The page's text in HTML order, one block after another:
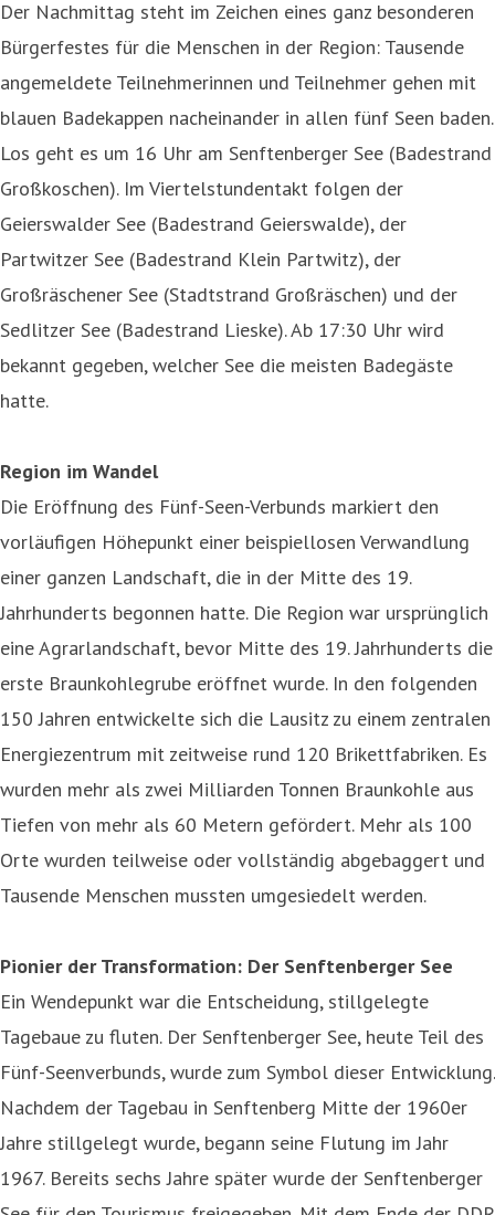
Der Nachmittag steht im Zeichen eines ganz besonderen
Bürgerfestes für die Menschen in der Region: Tausende
angemeldete Teilnehmerinnen und Teilnehmer gehen mit
blauen Badekappen nacheinander in allen fünf Seen baden.
Los geht es um 16 Uhr am Senftenberger See (Badestrand
Großkoschen). Im Viertelstundentakt folgen der
Geierswalder See (Badestrand Geierswalde), der
Partwitzer See (Badestrand Klein Partwitz), der
Großräschener See (Stadtstrand Großräschen) und der
Sedlitzer See (Badestrand Lieske). Ab 17:30 Uhr wird
bekannt gegeben, welcher See die meisten Badegäste
hatte.
Region im Wandel
Die Eröffnung des Fünf-Seen-Verbunds markiert den
vorläufigen Höhepunkt einer beispiellosen Verwandlung
einer ganzen Landschaft, die in der Mitte des 19.
Jahrhunderts begonnen hatte. Die Region war ursprünglich
eine Agrarlandschaft, bevor Mitte des 19. Jahrhunderts die
erste Braunkohlegrube eröffnet wurde. In den folgenden
150 Jahren entwickelte sich die Lausitz zu einem zentralen
Energiezentrum mit zeitweise rund 120 Brikettfabriken. Es
wurden mehr als zwei Milliarden Tonnen Braunkohle aus
Tiefen von mehr als 60 Metern gefördert. Mehr als 100
Orte wurden teilweise oder vollständig abgebaggert und
Tausende Menschen mussten umgesiedelt werden.
Pionier der Transformation: Der Senftenberger See
Ein Wendepunkt war die Entscheidung, stillgelegte
Tagebaue zu fluten. Der Senftenberger See, heute Teil des
Fünf-Seenverbunds, wurde zum Symbol dieser Entwicklung.
Nachdem der Tagebau in Senftenberg Mitte der 1960er
Jahre stillgelegt wurde, begann seine Flutung im Jahr
1967. Bereits sechs Jahre später wurde der Senftenberger